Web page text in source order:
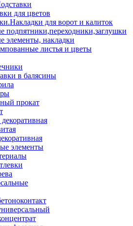
для цветов
для ворот и калиток
подпятники,переходники,заглушки
элементы, накладки
листья и цветы
в балясины
прокат
элементы